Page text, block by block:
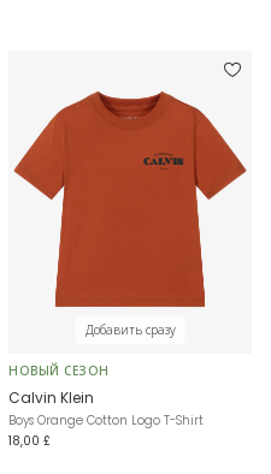
Добавить сразу
НОВЫЙ СЕЗОН
Calvin Klein
Boys Orange Cotton Logo T-Shirt
18,00 £